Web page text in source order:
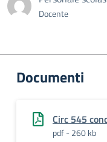
Docente
Documenti
Circ 545
pdf - 260 kb